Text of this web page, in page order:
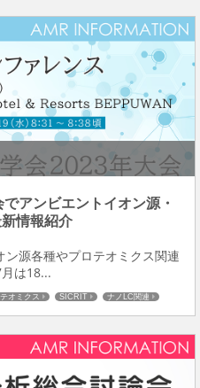
アンビエントイオン源・
情報紹介
源各種やプロテオミクス関連
は18...
オミクス SICRIT
ナノLC関連